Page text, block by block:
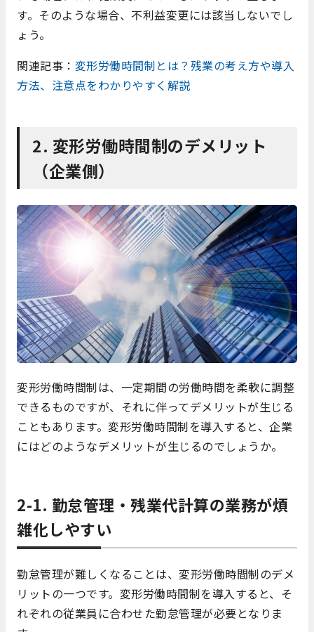
す。そのような場合、不利益変更には該当しないでし
ょう。
関連記事： 変形労働時間制とは？残業の考え方や導入
方法、注意点をわかりやすく解説
2. 変形労働時間制のデメリット
（企業側）
変形労働時間制は、一定期間の労働時間を柔軟に調整
できるものですが、それに伴ってデメリットが生じる
こともあります。変形労働時間制を導入すると、企業
にはどのようなデメリットが生じるのでしょうか。
2-1. 勤怠管理・残業代計算の業務が煩
雑化しやすい
勤怠管理が難しくなることは、変形労働時間制のデメ
リットの一つです。変形労働時間制を導入すると、そ
れぞれの従業員に合わせた勤怠管理が必要となりま